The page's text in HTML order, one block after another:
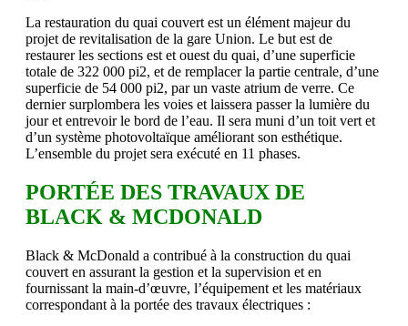
La restauration du quai couvert est un élément majeur du
projet de revitalisation de la gare Union. Le but est de
restaurer les sections est et ouest du quai, d’une superficie
totale de 322 000 pi2, et de remplacer la partie centrale, d’une
superficie de 54 000 pi2, par un vaste atrium de verre. Ce
dernier surplombera les voies et laissera passer la lumière du
jour et entrevoir le bord de l’eau. Il sera muni d’un toit vert et
d’un système photovoltaïque améliorant son esthétique.
L’ensemble du projet sera exécuté en 11 phases.
PORTÉE DES TRAVAUX DE
BLACK & MCDONALD
Black & McDonald a contribué à la construction du quai
couvert en assurant la gestion et la supervision et en
fournissant la main-d’œuvre, l’équipement et les matériaux
correspondant à la portée des travaux électriques :